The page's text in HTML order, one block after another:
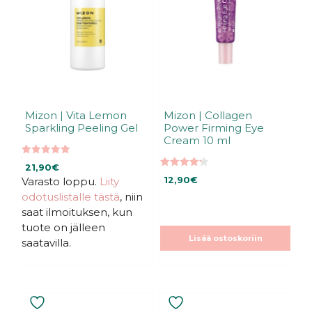
Mizon | Vita Lemon
Sparkling Peeling Gel
4.96
5:stä
21,90€
Varasto loppu. Liity
odotuslistalle tästä, niin
saat ilmoituksen, kun
tuote on jälleen
saatavilla.
Mizon | Collagen
Power Firming Eye
Cream 10 ml
4.25
5:stä
12,90€
Lisää ostoskoriin